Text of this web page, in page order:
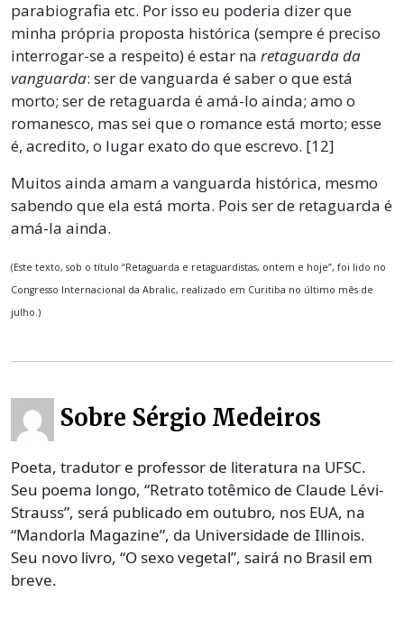
parabiografia etc. Por isso eu poderia dizer que
minha própria proposta histórica (sempre é preciso
interrogar-se a respeito) é estar na retaguarda da
vanguarda: ser de vanguarda é saber o que está
morto; ser de retaguarda é amá-lo ainda; amo o
romanesco, mas sei que o romance está morto; esse
é, acredito, o lugar exato do que escrevo. [12]
Muitos ainda amam a vanguarda histórica, mesmo
sabendo que ela está morta. Pois ser de retaguarda é
amá-la ainda.
(Este texto, sob o título “Retaguarda e retaguardistas, ontem e hoje”, foi lido no
Congresso Internacional da Abralic, realizado em Curitiba no último mês de
julho.)
Sobre Sérgio Medeiros
Poeta, tradutor e professor de literatura na UFSC.
Seu poema longo, “Retrato totêmico de Claude Lévi-
Strauss”, será publicado em outubro, nos EUA, na
“Mandorla Magazine”, da Universidade de Illinois.
Seu novo livro, “O sexo vegetal”, sairá no Brasil em
breve.